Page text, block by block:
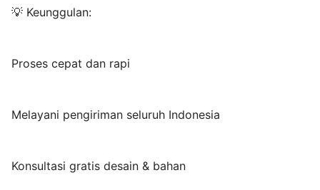
💡 Keunggulan:
Proses cepat dan rapi
Melayani pengiriman seluruh Indonesia
Konsultasi gratis desain & bahan